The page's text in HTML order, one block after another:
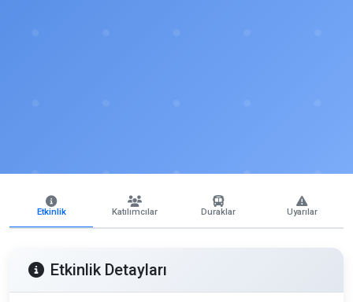
Etkinlik Katılımcılar Duraklar Uyarılar
Etkinlik Detayları